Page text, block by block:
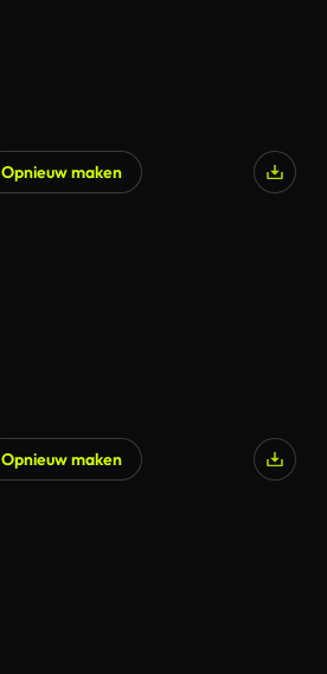
Opnieuw maken
Opnieuw maken